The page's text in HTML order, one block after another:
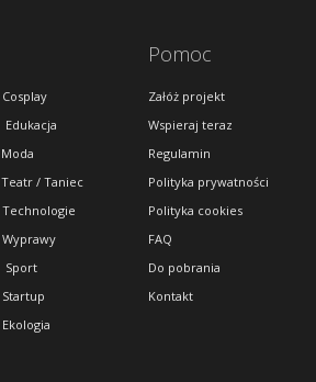
Cosplay
Edukacja
Moda
Teatr / Taniec
Technologie
Wyprawy
Sport
Startup
Ekologia
Pomoc
Załóż projekt
Wspieraj teraz
Regulamin
Polityka prywatności
Polityka cookies
FAQ
Do pobrania
Kontakt